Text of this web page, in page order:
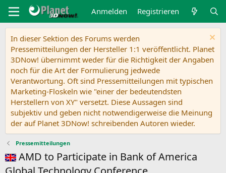
Anmelden Registrieren
In dieser Sektion des Forums werden
Pressemitteilungen der Hersteller 1:1 veröffentlicht. Planet
3DNow! übernimmt weder für die Richtigkeit der Angaben
noch für die Art der Formulierung jedwede
Verantwortung. Oft sind Pressemitteilungen mit typischen
Marketing-Floskeln wie "einer der bedeutendsten
Herstellern von XY" versetzt. Diese Aussagen sind
subjektiv und geben nicht notwendigerweise die Meinung
der auf Planet 3DNow! schreibenden Autoren wieder.
Pressemitteilungen
AMD to Participate in Bank of America